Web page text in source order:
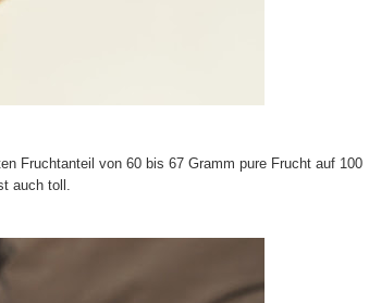
Fruchtanteil von 60 bis 67 Gramm pure Frucht auf 100
auch toll.